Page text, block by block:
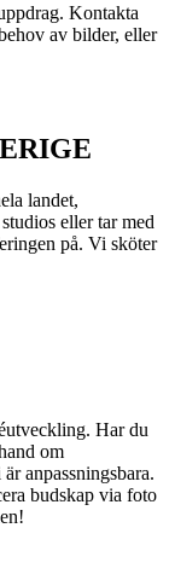
Kontakta
av bilder, eller
landet,
eller tar med
på. Vi sköter
Har du
om
anpassningsbara.
budskap via foto